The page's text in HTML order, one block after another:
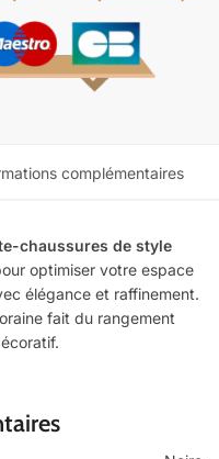
complémentaires
chaussures de style
optimiser votre espace
élégance et raffinement.
fait du rangement